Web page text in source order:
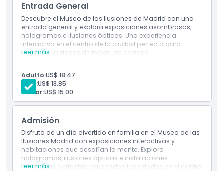
Horario de Apertura
Cosas a Saber
Cómo Canjear
Política de Cancelación
Entrada General
Descubre el Museo de las Ilusiones de Madrid con una
entrada general y explora exposiciones asombrosas,
hologramas e ilusiones ópticas. Una experiencia
interactiva en el centro de la ciudad perfecta para
visitantes curiosos de todas las edades.
Leer más
Adulto:US$ 18.47
Niño:US$ 13.85
Senior:US$ 15.00
Admisión
Disfruta de un día divertido en familia en el Museo de las
Ilusiones Madrid con exposiciones interactivas y
habitaciones que desafían la mente. Explora
hologramas, ilusiones ópticas e instalaciones
inmersivas perfectas para todas las edades en el centro
Leer más